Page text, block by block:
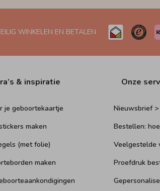
WINKELEN EN BETALEN
& inspiratie
je geboortekaartje
maken
(met folie)
maken
Onze
Nieuwsbrief
Bestellen:
Veelgestelde
Proefdruk